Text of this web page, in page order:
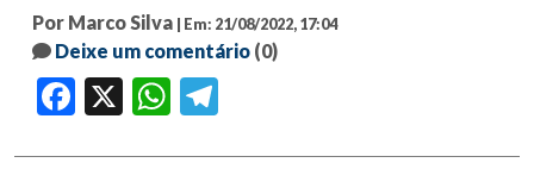
Por Marco Silva | Em: 21/08/2022, 17:04
Deixe um comentário (0)
Facebook WhatsApp